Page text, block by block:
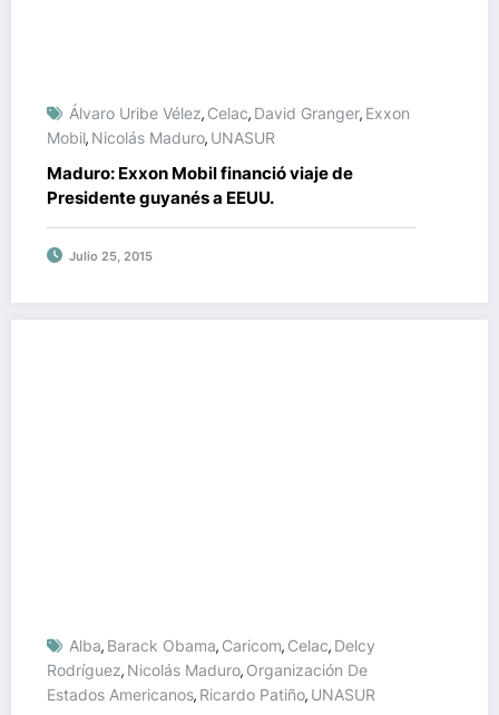
Álvaro Uribe Vélez, Celac, David Granger, Exxon
Mobil, Nicolás Maduro, UNASUR
Maduro: Exxon Mobil financió viaje de
Presidente guyanés a EEUU.
Julio 25, 2015
Alba, Barack Obama, Caricom, Celac, Delcy
Rodríguez, Nicolás Maduro, Organización De
Estados Americanos, Ricardo Patiño, UNASUR